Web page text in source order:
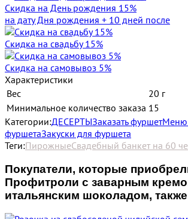
Скидка на День рождения 15%
на дату Дня рождения + 10 дней после
Скидка на свадьбу 15%
Скидка на самовывоз 5%
Характеристики
Вес
20 г
Минимальное количество заказа 15
Категории:ДЕСЕРТЫЗаказать фуршетМеню
фуршетаЗакуски для фуршета
Теги:ПирожныеСвадебный банкет на 60
Покупатели, которые
Профитроли с заварным
итальянским шоколадом,